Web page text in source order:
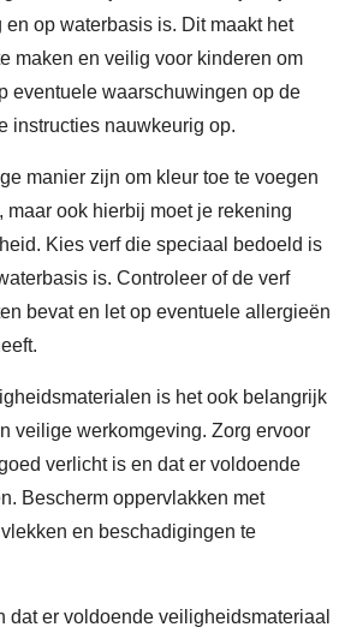
op waterbasis is. Dit maakt het
maken en veilig voor kinderen om
eventuele waarschuwingen op de
instructies nauwkeurig op.
manier zijn om kleur toe te voegen
maar ook hierbij moet je rekening
Kies verf die speciaal bedoeld is
is. Controleer of de verf
bevat en let op eventuele allergieën
is het ook belangrijk
veilige werkomgeving. Zorg ervoor
verlicht is en dat er voldoende
Bescherm oppervlakken met
en beschadigingen te
dat er voldoende veiligheidsmateriaal